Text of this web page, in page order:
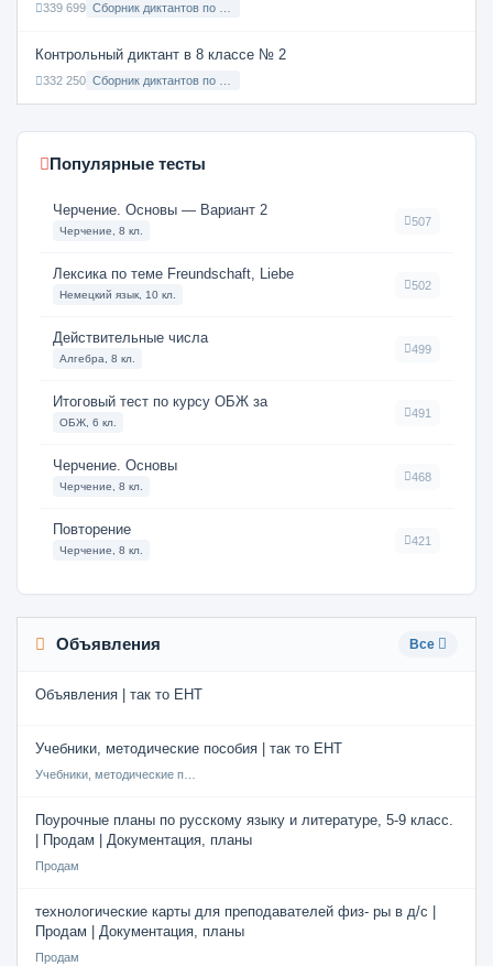
339 699
Контрольный диктант в 8 классе № 2
332 250
Популярные тесты
Черчение. Основы — Вариант 2
Черчение, 8 кл.
507
Лексика по теме Freundschaft, Liebe
Немецкий язык, 10 кл.
502
Действительные числа
Алгебра, 8 кл.
499
Итоговый тест по курсу ОБЖ за
ОБЖ, 6 кл.
491
Черчение. Основы
Черчение, 8 кл.
468
Повторение
Черчение, 8 кл.
421
Объявления Все
Объявления | так то ЕНТ
Учебники, методические пособия | так то ЕНТ
Поурочные планы по русскому языку и литературе, 5-9 класс.
| Продам | Документация, планы
Продам
технологические карты для преподавателей физ- ры в д/с |
Продам | Документация, планы
Продам